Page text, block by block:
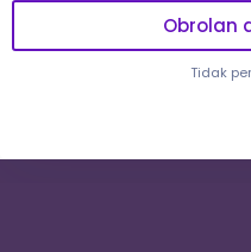
Obrolan
Tidak